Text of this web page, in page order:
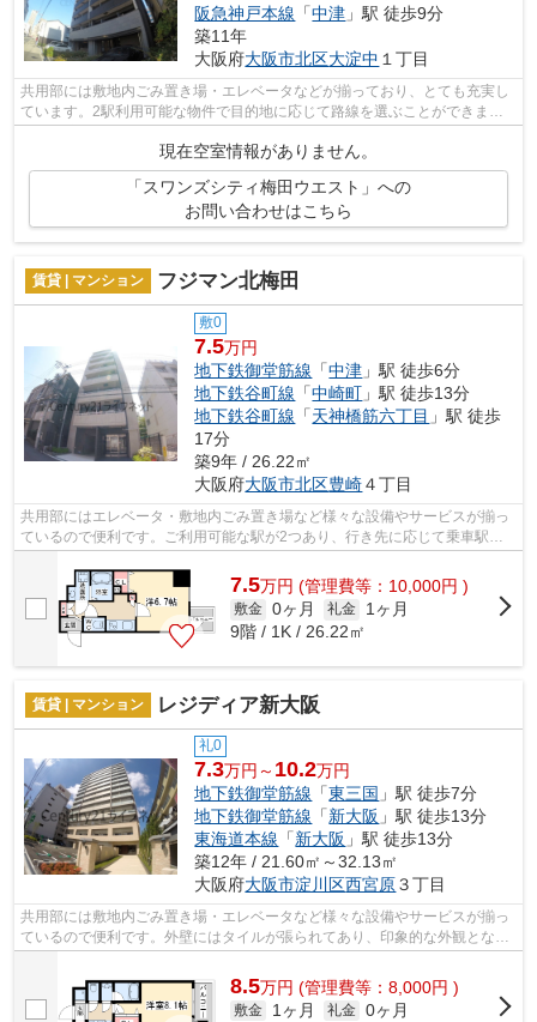
阪急神戸本線 「中津 」駅 徒歩9分
築11年
大阪府大阪市北区大淀中 １丁目
共用部には敷地内ごみ置き場・エレベータなどが揃っており、とても充実し
ています。2駅利用可能な物件で目的地に応じて路線を選ぶことができま
現在空室情報がありません。
「スワンズシティ梅田ウエスト」への
お問い合わせはこちら
賃貸 | マンション フジマン北梅田
敷0
7.5万円
地下鉄御堂筋線 「中津 」駅 徒歩6分
地下鉄谷町線 「中崎町 」駅 徒歩13分
地下鉄谷町線 「天神橋筋六丁目 」駅 徒歩
17分
築9年 / 26.22㎡
大阪府大阪市北区豊崎４丁目
共用部にはエレベータ・敷地内ごみ置き場など様々な設備やサービスが揃っ
ているので便利です。ご利用可能な駅が2つあり、行き先に応じて乗車駅の
使い分けができます。こちらの物件はマ...
7.5万円 (管理費等：10,000円 )
敷金 0ヶ月 礼金
1ヶ月
9階 / 1K / 26.22㎡
賃貸 | マンション レジディア新大阪
礼0
7.3万円～ 10.2万円
地下鉄御堂筋線 「東三国 」駅 徒歩7分
地下鉄御堂筋線 「新大阪 」駅 徒歩13分
東海道本線 「新大阪 」駅 徒歩13分
築12年 / 21.60㎡～32.13㎡
大阪府大阪市淀川区西宮原３丁目
共用部には敷地内ごみ置き場・エレベータなど様々な設備やサービスが揃っ
ているので便利です。外壁にはタイルが張られてあり、印象的な外観となっ
8.5万円 (管理費等：8,000円 )
敷金 1ヶ月 礼金 0ヶ月